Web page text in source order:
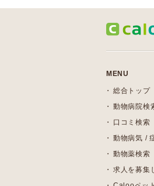
MENU
総合トップ
動物病院検
口コミ検索
動物病気 /
動物薬検索
求人を募集